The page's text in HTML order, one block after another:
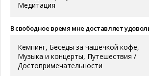
Медитация
В свободное время мне доставляет
Кемпинг, Беседы за чашечкой кофе,
Музыка и концерты, Путешествия /
Достопримечательности